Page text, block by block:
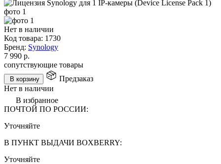
Нет в наличии
Код товара: 1730
Бренд: Synology
7 990 р.
сопутствующие товары
В корзину
Предзаказ
Нет в наличии
В избранное
ПОЧТОЙ ПО РОССИИ:
Уточняйте
В ПУНКТ ВЫДАЧИ BOXBERRY:
Уточняйте